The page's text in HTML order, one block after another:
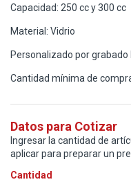
Capacidad: 250 cc y 300 cc
Material: Vidrio
Personalizado por
Cantidad mínima de
Datos para Cotizar
Ingresar la cantidad de
aplicar para preparar un
Cantidad